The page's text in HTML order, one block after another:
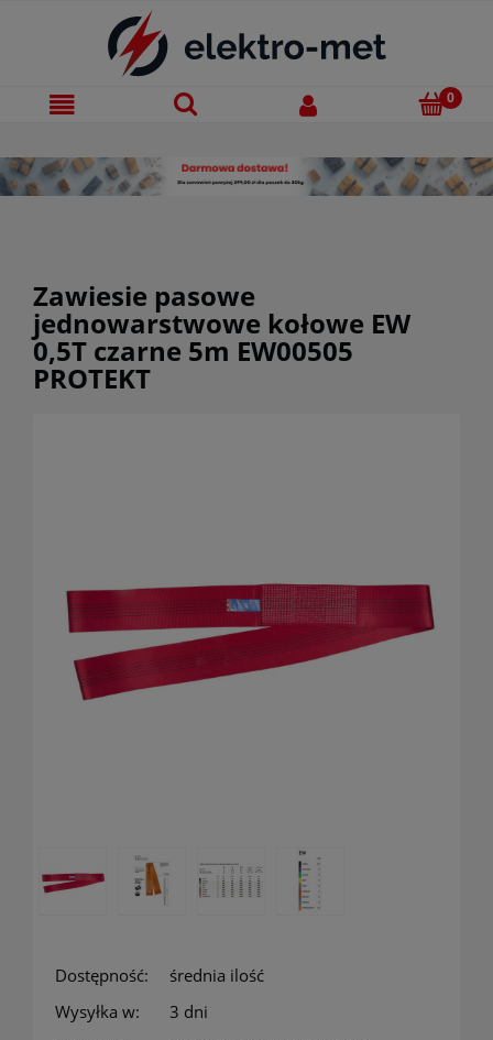
Zawiesie pasowe
jednowarstwowe kołowe EW
0,5T czarne 5m EW00505
PROTEKT
Dostępność:
średnia ilość
Wysyłka w:
3 dni